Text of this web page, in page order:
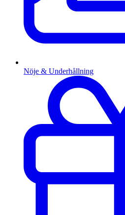
Nöje & Underhållning